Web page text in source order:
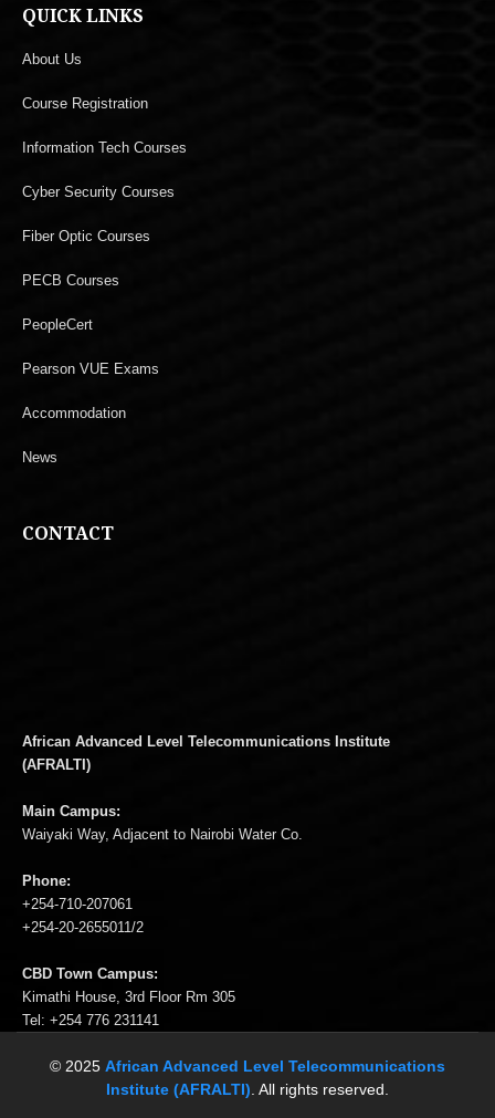
QUICK LINKS
About Us
Course Registration
Information Tech Courses
Cyber Security Courses
Fiber Optic Courses
PECB Courses
PeopleCert
Pearson VUE Exams
Accommodation
News
CONTACT
African Advanced Level Telecommunications Institute
(AFRALTI)
Main Campus:
Waiyaki Way, Adjacent to Nairobi Water Co.
Phone:
+254-710-207061
+254-20-2655011/2
CBD Town Campus:
Kimathi House, 3rd Floor Rm 305
Tel: +254 776 231141
© 2025 African Advanced Level Telecommunications
Institute (AFRALTI) . All rights reserved.